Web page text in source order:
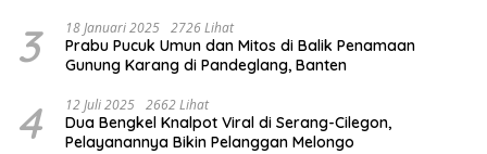
3 18 Januari 2025 2726 Lihat
Prabu Pucuk Umun dan Mitos di Balik Penamaan
Gunung Karang di Pandeglang, Banten
4 12 Juli 2025 2662 Lihat
Dua Bengkel Knalpot Viral di Serang-Cilegon,
Pelayanannya Bikin Pelanggan Melongo